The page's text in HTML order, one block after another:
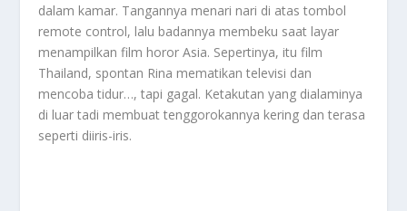
dalam kamar. Tangannya menari nari di atas tombol
remote control, lalu badannya membeku saat layar
menampilkan film horor Asia. Sepertinya, itu film
Thailand, spontan Rina mematikan televisi dan
mencoba tidur…, tapi gagal. Ketakutan yang dialaminya
di luar tadi membuat tenggorokannya kering dan terasa
seperti diiris-iris.